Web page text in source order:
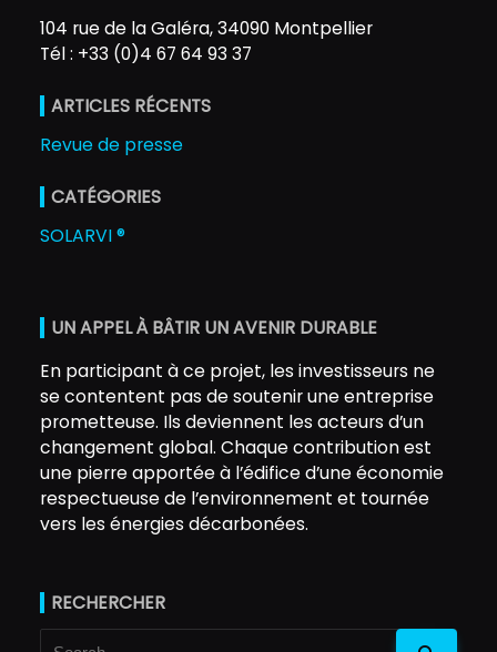
104 rue de la Galéra, 34090 Montpellier
Tél : +33 (0)4 67 64 93 37
ARTICLES RÉCENTS
Revue de presse
CATÉGORIES
SOLARVI ®
UN APPEL À BÂTIR UN AVENIR DURABLE
En participant à ce projet, les investisseurs ne
se contentent pas de soutenir une entreprise
prometteuse. Ils deviennent les acteurs d’un
changement global. Chaque contribution est
une pierre apportée à l’édifice d’une économie
respectueuse de l’environnement et tournée
vers les énergies décarbonées.
RECHERCHER
Search